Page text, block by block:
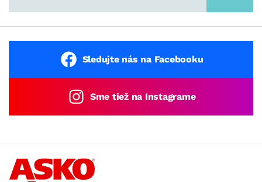
Sledujte nás na Facebooku
Sme tiež na Instagrame